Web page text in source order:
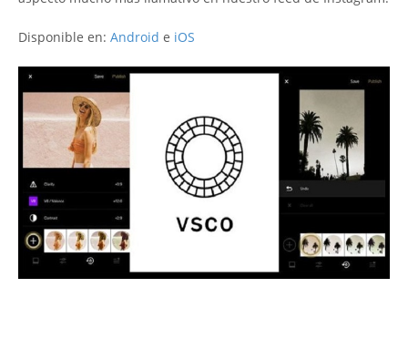
Disponible en: Android e iOS